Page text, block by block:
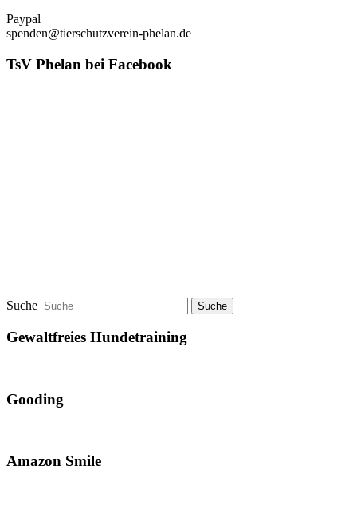
Paypal
spenden@tierschutzverein-phelan.de
TsV Phelan bei Facebook
Suche
Gewaltfreies Hundetraining
Gooding
Amazon Smile